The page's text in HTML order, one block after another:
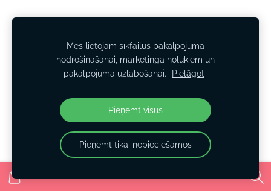
Mēs lietojam sīkfailus pakalpojuma
nodrošināšanai, mārketinga nolūkiem un
pakalpojuma uzlabošanai.
Pielāgot
Pieņemt visus
Pieņemt tikai nepieciešamos